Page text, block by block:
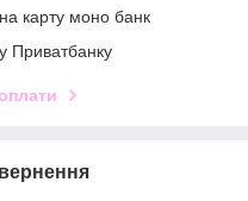
карту моно банк
Приватбанку